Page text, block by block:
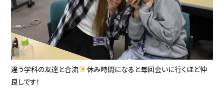
違う学科の友達と合流
休み時間になると毎回会いに行くほど仲
良しです！